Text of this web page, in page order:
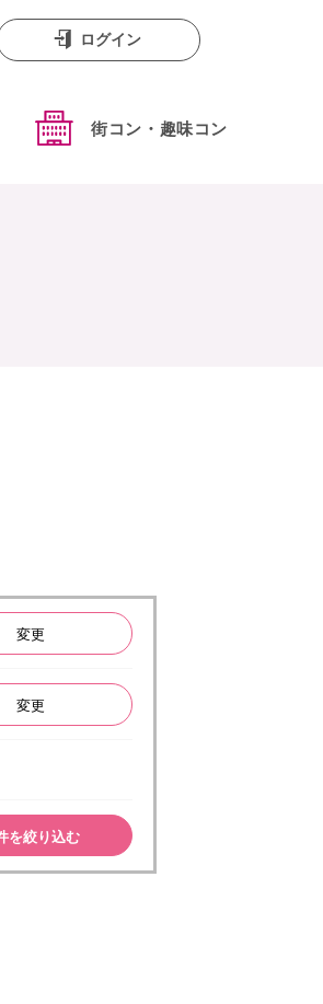
街コン・趣味コン
ログイン
変更
変更
を絞り込む